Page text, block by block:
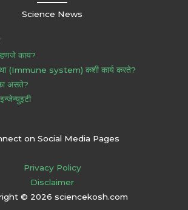
Science News
काय?
(Immune system) कशी कार्य करते?
असते?
on Social Media Pages
Privacy Policy
Disclaimer
© 2026 sciencekosh.com